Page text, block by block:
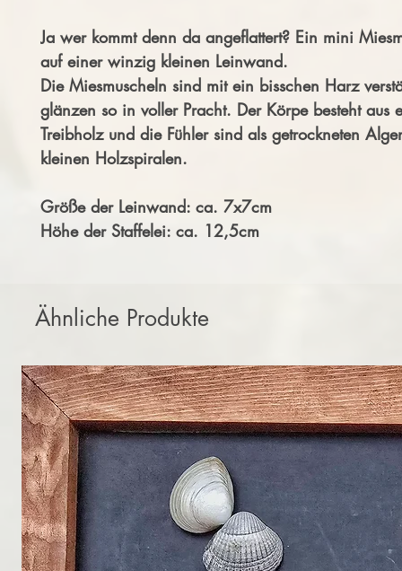
Ja wer kommt denn da angeflattert? Ein mini
auf einer winzig kleinen Leinwand.
Die Miesmuscheln sind mit ein bisschen Harz
glänzen so in voller Pracht. Der Körpe besteht aus
Treibholz und die Fühler sind als getrockneten
kleinen Holzspiralen.
Größe der Leinwand: ca. 7x7cm
Höhe der Staffelei: ca. 12,5cm
Ähnliche Produkte